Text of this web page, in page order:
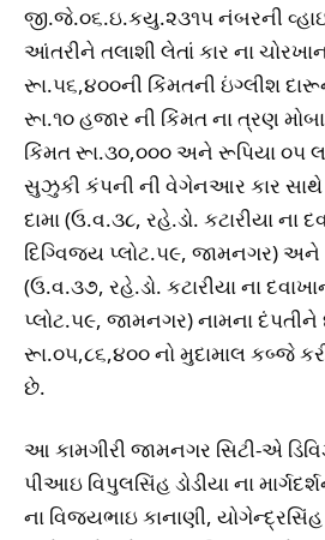
જી.જે.૦૬.ઇ.કયુ.૨૩૧૫ નંબરની
આંતરીને તલાશી લેતાં કાર ના
રૂા.૫૬,૪૦૦ની કિંમતની ઇંગ્લીશ
રૂા.૧૦ હજાર ની કિંમત ના ત્રણ
કિંમત રૂા.૩૦,૦૦૦ અને રૂપિયા ૦૫
સુઝુકી કંપની ની વેગેનઆર કાર સાથે
દામા (ઉ.વ.૩૮, રહે.ડો. કટારીયા ના
દિગ્વિજય પ્લોટ.૫૯, જામનગર) અને
(ઉ.વ.૩૭, રહે.ડો. કટારીયા ના
પ્લોટ.૫૯, જામનગર) નામના
રૂા.૦૫,૮૬,૪૦૦ નો મુદામાલ કબ્જે
છે.
આ કામગીરી જામનગર સિટી-એ
પીઆઇ વિપુલસિંહ ડોડીયા ના
ના વિજયભાઇ કાનાણી,